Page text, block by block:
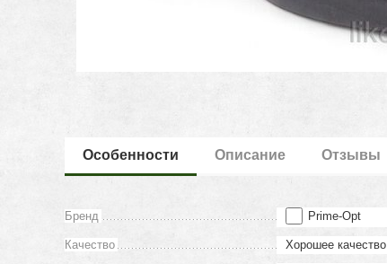
Особенности Описание Отзывы
Бренд Prime-Opt
Качество
Хорошее качество